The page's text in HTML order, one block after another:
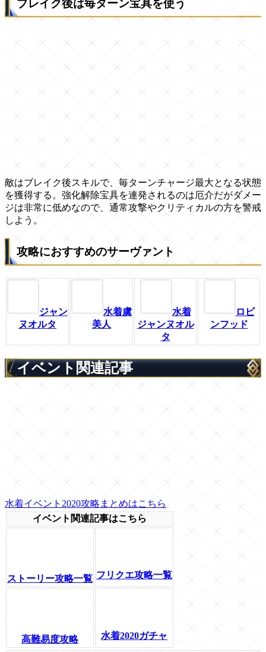
ブレイク後は毎ターン宝具を使う
敵はブレイク後スキルで、毎ターンチャージ最大となる状態
を獲得する。強化解除宝具を連発されるのは厄介だがダメー
ジは非常に低めなので、通常攻撃やクリティカルの方を警戒
しよう。
攻略におすすめのサーヴァント
ジャン
ヌオルタ
水着虞
美人
水着
ジャンヌオル
タ
ロビ
ンフッド
イベント関連記事
水着イベント2020攻略まとめはこちら
イベント関連記事はこちら
ストーリー攻略一覧 フリクエ攻略一覧
高難易度攻略 水着2020ガチャ